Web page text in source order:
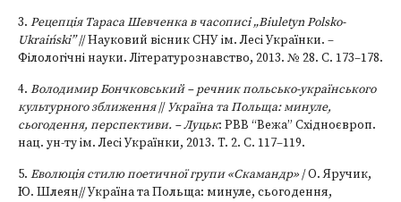
3. Рецепція Тaраса Шевченка в часописі „Biuletyn Polsko-
Ukraiński”// Науковий вісник СНУ ім. Лесі Українки. –
Філологічні науки. Літературознавство, 2013. № 28. С. 173–178.
4. Володимир Бончковський – речник польсько-українського
культурного зближення//Україна та Польща: минуле,
сьогодення, перспективи. – Луцьк: РВВ “Вежа” Східноєвроп.
нац. ун-ту ім. Лесі Українки, 2013. T. 2. C. 117–119.
5. Еволюція стилю поетичної групи «Скамандр»/ О. Яручик,
Ю. Шлеян// Україна та Польща: минуле, сьогодення,